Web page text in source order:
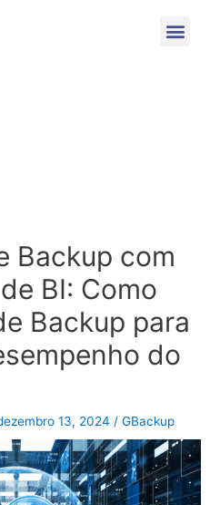
Backup com
BI: Como
Backup para
do
13, 2024 /GBackup